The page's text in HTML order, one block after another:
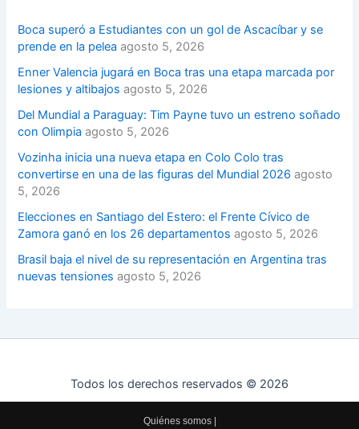
Boca superó a Estudiantes con un gol de Ascacíbar y se
prende en la pelea agosto 5, 2026
Enner Valencia jugará en Boca tras una etapa marcada por
lesiones y altibajos agosto 5, 2026
Del Mundial a Paraguay: Tim Payne tuvo un estreno soñado
con Olimpia agosto 5, 2026
Vozinha inicia una nueva etapa en Colo Colo tras
convertirse en una de las figuras del Mundial 2026 agosto
5, 2026
Elecciones en Santiago del Estero: el Frente Cívico de
Zamora ganó en los 26 departamentos agosto 5, 2026
Brasil baja el nivel de su representación en Argentina tras
nuevas tensiones agosto 5, 2026
Todos los derechos reservados © 2026
Quiénes somos|